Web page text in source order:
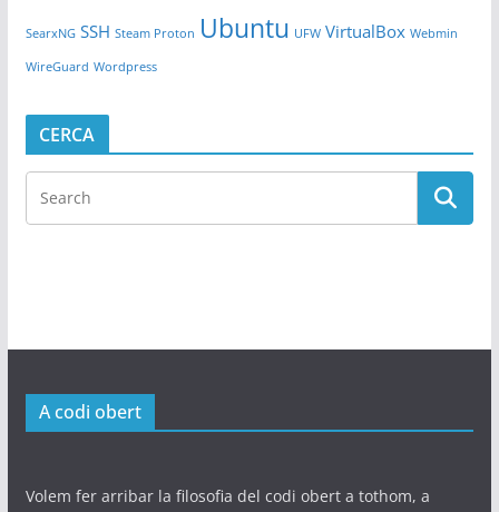
SearxNG SSH Steam Proton Ubuntu UFW VirtualBox Webmin
WireGuard Wordpress
CERCA
A codi obert
Volem fer arribar la filosofia del codi obert a tothom, a